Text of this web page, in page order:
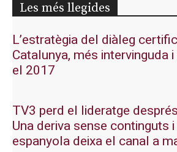
Les més llegides
L’estratègia del diàleg
Catalunya, més intervinguda
el 2017
TV3 perd el lideratge
Una deriva sense continguts
espanyola deixa el canal a